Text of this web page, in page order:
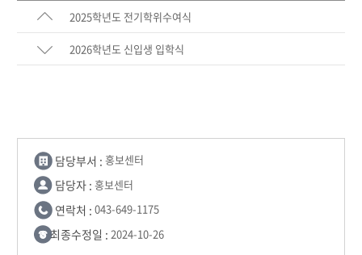
2025학년도 전기학위수여식
2026학년도 신입생 입학식
담당부서 : 홍보센터
담당자 : 홍보센터
연락처 : 043-649-1175
최종수정일 : 2024-10-26